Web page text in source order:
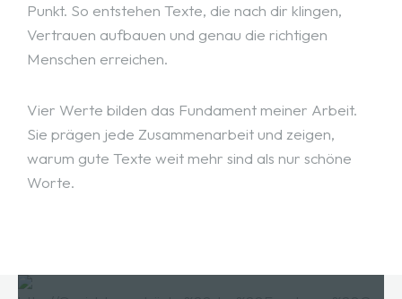
Punkt. So entstehen Texte, die nach dir klingen,
Vertrauen aufbauen und genau die richtigen
Menschen erreichen.
Vier Werte bilden das Fundament meiner Arbeit.
Sie prägen jede Zusammenarbeit und zeigen,
warum gute Texte weit mehr sind als nur schöne
Worte.